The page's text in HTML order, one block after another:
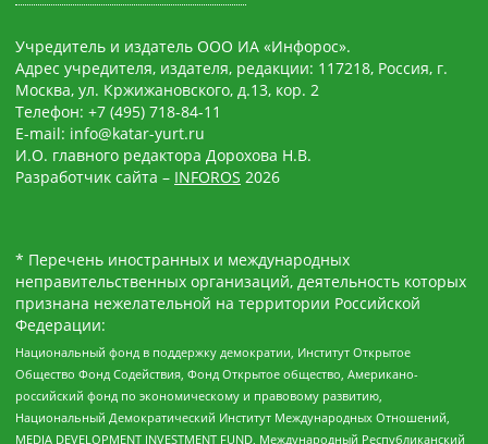
Учредитель и издатель ООО ИА «Инфорос».
Адрес учредителя, издателя, редакции: 117218, Россия, г.
Москва, ул. Кржижановского, д.13, кор. 2
Телефон: +7 (495) 718-84-11
E-mail: info@katar-yurt.ru
И.О. главного редактора Дорохова Н.В.
Разработчик сайта – INFOROS 2026
* Перечень иностранных и международных
неправительственных организаций, деятельность которых
признана нежелательной на территории Российской
Федерации:
Национальный фонд в поддержку демократии, Институт Открытое
Общество Фонд Содействия, Фонд Открытое общество, Американо-
российский фонд по экономическому и правовому развитию,
Национальный Демократический Институт Международных Отношений,
MEDIA DEVELOPMENT INVESTMENT FUND, Международный Республиканский